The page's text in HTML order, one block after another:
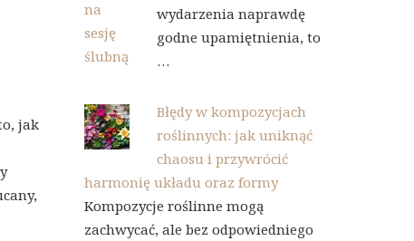
jak
wydarzenia naprawdę
godne upamiętnienia, to
…
Błędy w kompozycjach
roślinnych: jak uniknąć
chaosu i przywrócić
harmonię układu oraz formy
Kompozycje roślinne mogą
zachwycać, ale bez odpowiedniego